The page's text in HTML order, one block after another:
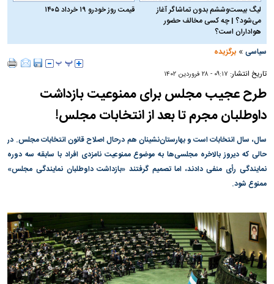
لیگ بیست‌وششم بدون تماشاگر آغاز
می‌شود؟ | چه کسی مخالف حضور
هواداران است؟
قیمت روز خودرو ۱۹ خرداد ۱۴۰۵
سیاسی »برگزیده
تاریخ انتشار: ۰۹:۱۷ - ۲۸ فروردين ۱۴۰۲
طرح عجیب مجلس برای ممنوعیت بازداشت
داوطلبان مجرم تا بعد از انتخابات مجلس!
سال، سال انتخابات است و بهارستان‌نشینان هم درحال اصلاح قانون انتخابات مجلس. در
حالی که دیروز بالاخره مجلسی‌ها به موضوع ممنوعیت نامزدی افراد با سابقه سه دوره
نمایندگی رأی منفی دادند، اما تصمیم گرفتند «بازداشت داوطلبان نمایندگی مجلس»
ممنوع شود.